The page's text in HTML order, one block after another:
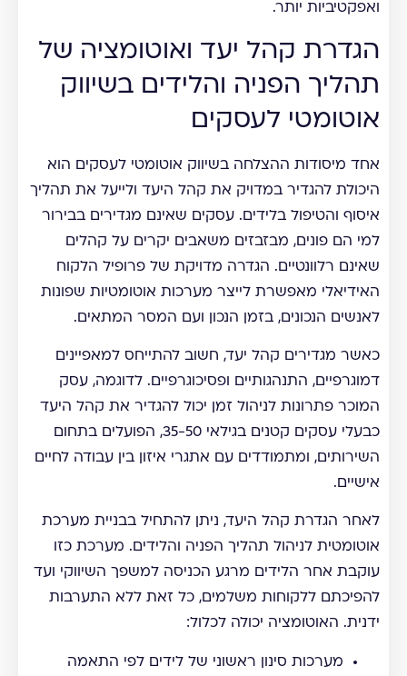
ואפקטיביות יותר.
הגדרת קהל יעד ואוטומציה של
תהליך הפניה והלידים בשיווק
אוטומטי לעסקים
אחד מיסודות ההצלחה בשיווק אוטומטי לעסקים הוא
היכולת להגדיר במדויק את קהל היעד ולייעל את תהליך
איסוף והטיפול בלידים. עסקים שאינם מגדירים בבירור
למי הם פונים, מבזבזים משאבים יקרים על קהלים
שאינם רלוונטיים. הגדרה מדויקת של פרופיל הלקוח
האידיאלי מאפשרת לייצר מערכות אוטומטיות שפונות
לאנשים הנכונים, בזמן הנכון ועם המסר המתאים.
כאשר מגדירים קהל יעד, חשוב להתייחס למאפיינים
דמוגרפיים, התנהגותיים ופסיכוגרפיים. לדוגמה, עסק
המוכר פתרונות לניהול זמן יכול להגדיר את קהל היעד
כבעלי עסקים קטנים בגילאי 35-50, הפועלים בתחום
השירותים, ומתמודדים עם אתגרי איזון בין עבודה לחיים
אישיים.
לאחר הגדרת קהל היעד, ניתן להתחיל בבניית מערכת
אוטומטית לניהול תהליך הפניה והלידים. מערכת כזו
עוקבת אחר הלידים מרגע הכניסה למשפך השיווקי ועד
להפיכתם ללקוחות משלמים, כל זאת ללא התערבות
ידנית. האוטומציה יכולה לכלול:
מערכות סינון ראשוני של לידים לפי התאמה